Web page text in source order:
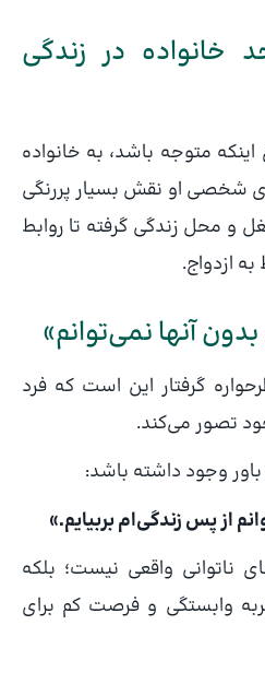
خانواده در زندگی
متوجه باشد، به خانواده
شخصی او نقش بسیار پررنگی
و محل زندگی گرفته تا روابط
ازدواج.
آنها نمی‌توانم»
گرفتار این است که فرد
خود تصور می‌کند.
وجود داشته باشد:
از پس زندگی‌ام بربیایم.»
ناتوانی واقعی نیست؛ بلکه
وابستگی و فرصت کم برای